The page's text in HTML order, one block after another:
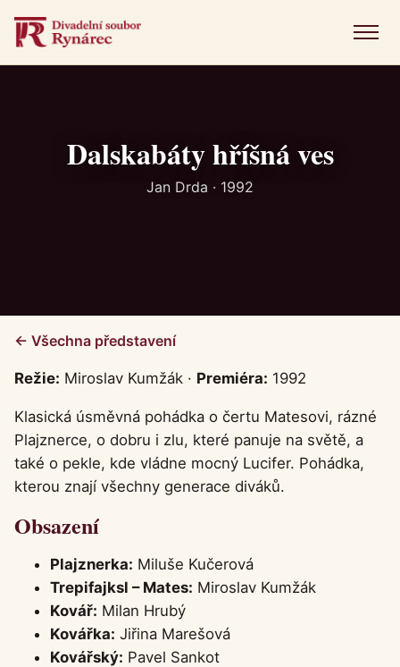
Kniha návštěv
Dalskabáty hříšná ves
Jan Drda · 1992
← Všechna představení
Režie: Miroslav Kumžák · Premiéra: 1992
Klasická úsměvná pohádka o čertu Matesovi, rázné
Plajznerce, o dobru i zlu, které panuje na světě, a
také o pekle, kde vládne mocný Lucifer. Pohádka,
kterou znají všechny generace diváků.
Obsazení
Plajznerka: Miluše Kučerová
Trepifajksl – Mates: Miroslav Kumžák
Kovář: Milan Hrubý
Kovářka: Jiřina Marešová
Kovářský: Pavel Sankot